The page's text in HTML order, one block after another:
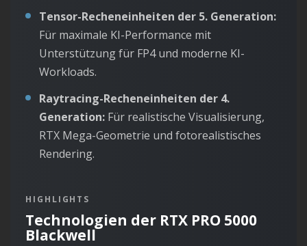
Tensor-Recheneinheiten der 5. Generation:
Für maximale KI-Performance mit
Unterstützung für FP4 und moderne KI-
Workloads.
Raytracing-Recheneinheiten der 4.
Generation: Für realistische Visualisierung,
RTX Mega-Geometrie und fotorealistisches
Rendering.
HIGHLIGHTS
Technologien der RTX PRO 5000
Blackwell